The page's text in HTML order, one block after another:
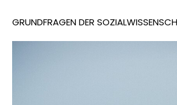
GRUNDFRAGEN DER